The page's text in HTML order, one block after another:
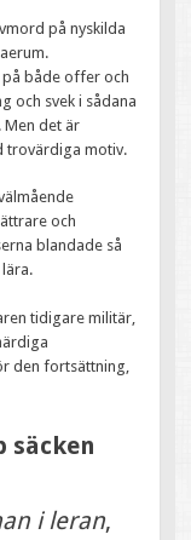
på nyskilda
både offer och
och svek i sådana
Men det är
trovärdiga motiv.
och
blandade så
tidigare militär,
den fortsättning,
säcken
i leran,